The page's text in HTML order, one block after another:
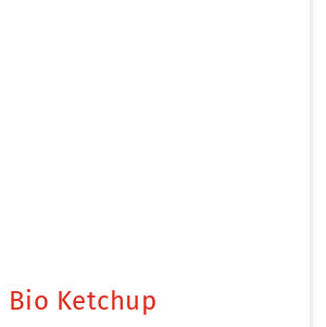
Bio Ketchup